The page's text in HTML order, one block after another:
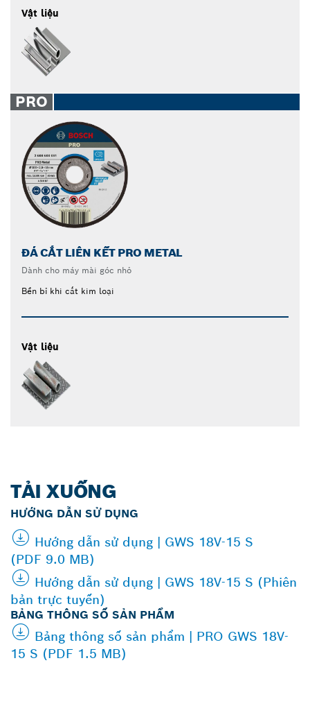
Vật liệu
PRO
ĐÁ CẮT LIÊN KẾT PRO METAL
Dành cho máy mài góc nhỏ
Bền bỉ khi cắt kim loại
Vật liệu
TẢI XUỐNG
HƯỚNG DẪN SỬ DỤNG
Hướng dẫn sử dụng | GWS 18V-15 S
(PDF 9.0 MB)
Hướng dẫn sử dụng | GWS 18V-15 S (Phiên
bản trực tuyến)
BẢNG THÔNG SỐ SẢN PHẨM
Bảng thông số sản phẩm | PRO GWS 18V-
15 S (PDF 1.5 MB)